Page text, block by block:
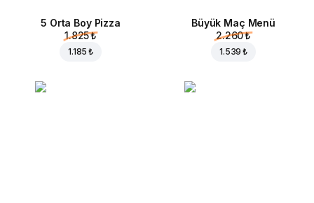
5 Orta Boy Pizza
1.825 ₺
1.185 ₺
Büyük Maç Menü
2.260 ₺
1.539 ₺